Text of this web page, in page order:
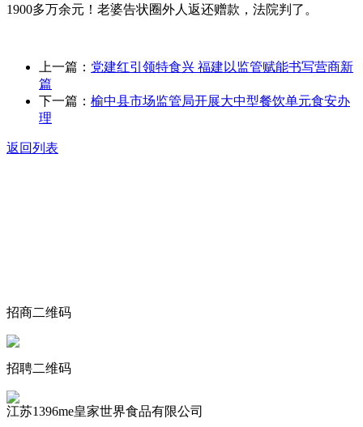
1900多万余元！老婆告状圈外人返还赠款，法院判了。
上一篇： 党建红引领特食兴 福建以监管赋能书写营商新
篇
下一篇： 榆中县市场监管局开展大中型餐饮单元食安办
理
返回列表
招商二维码
招聘二维码
江苏1396me皇家世界食品有限公司